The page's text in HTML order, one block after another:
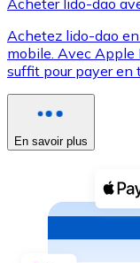
XRP
XRP
Voir toutes
Coupons crypto
Achetez des
Acheter avec
Achetez lido-dao
mobile. Avec Apple
suffit pour payer en
En savoir plus